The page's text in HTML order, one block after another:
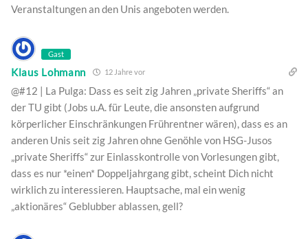
Veranstaltungen an den Unis angeboten werden.
Gast
Klaus Lohmann 12 Jahre vor
@#12 | La Pulga: Dass es seit zig Jahren „private Sheriffs“ an
der TU gibt (Jobs u.A. für Leute, die ansonsten aufgrund
körperlicher Einschränkungen Frührentner wären), dass es an
anderen Unis seit zig Jahren ohne Genöhle von HSG-Jusos
„private Sheriffs“ zur Einlasskontrolle von Vorlesungen gibt,
dass es nur *einen* Doppeljahrgang gibt, scheint Dich nicht
wirklich zu interessieren. Hauptsache, mal ein wenig
„aktionäres“ Geblubber ablassen, gell?